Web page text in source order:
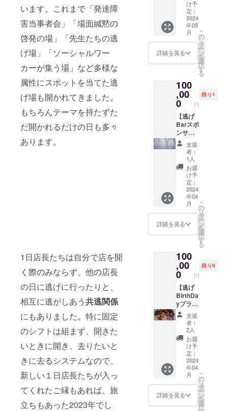
います。これまで「発達障
害当事者会」「場面緘黙の
啓発の場」「先生たちの逃
げ場」「ソーシャルワー
カーが集う場」など多様な
属性にスポットを当てた逃
げ場も開かれてきました。
もちろんテーマを持たずた
だ開かれるだけの日も多々
あります。
1日店長たちは自分で店を開
く際のみならず、他の店長
の日に逃げに行ったりと、
相互に逃がしあう共逃関係
にもありました。特に固定
のシフトは組まず、開きた
いときに開き、去りたいと
きに去るシステムなので、
新しい１日店長たちが入っ
てくれたご縁もあれば、旅
立ちもあった2023年でし
時をご
連絡く
ださい)
※有効期
限は
内ま
で。 ※
タル
ページ
はこち
ら。
https://
www.ni
gebar.c
om/spa
rental
4月〜
2024年
12月31
ずご希
望の連
続する3
日間を
¥50,000
で3日間
終日
スレン
タルが
可能で
す。(ご
予約時
はHPス
ペース
レンタ
ル ペー
ジ最下
部のお
問い合
わせ
フォー
ムより
クラ
ファン
でご支
支援い
ただい
たプラ
ン名、
CAMPF
IREのア
カウン
ト名を
記載の
上ご希
望の日
時をご
連絡く
ださい)
※お問合
フォー
ムは本
告ス
ペース
として
最大1ヶ
月間ご
活用い
ただけ
ます。
国一沿
号に面
してい
るため
多くの
インプ
レッ
ション
が期待
できま
す。掲
載方法
はポス
ターや
立体物
など自
由です
が、サ
イズは
最大1m
四方以
風で飛
ばない
ように
固定さ
れたも
のにな
りま
す。電
気を使
う媒体
の場合
はポー
タブル
電源な
どのご
用意も
含めて
ご準備
をいた
け予
定：
2024
年05
月
詳細を見る
こ
の
リ
タ
ー
ン
を
選
択
す
る
100
,00
0 円
残り1
【逃げ
Barスポ
ンサー
プラ
ン】 ・
逃げBar
HP内下
部にご
希望の
ロゴと
URLを1
年間掲
載させ
ていた
だきま
す。 ・
逃げBar
のSNS
で最大
100字の
紹介文
とアカ
ウント
を紹介
投稿さ
せてい
ただき
ます。
・店内
エント
ランス
壁面に
最大A3
サイズ
のポス
ターを1
支援
者：
1人
お届
け予
定：
2024
年04
月
詳細を見る
こ
の
リ
タ
ー
ン
を
選
択
す
る
100
,00
0 円
残り8
【逃げ
BirthDa
yプラ
ン】 プ
ロの出
張料理
人ソウ
ダルア
と体験
作家・
アメミ
ヤユウ
のコラ
ボプラ
ン。誕
支援
者：
2人
お届
け予
定：
2024
年04
月
詳細を見る
こ
の
リ
タ
ー
ン
を
選
択